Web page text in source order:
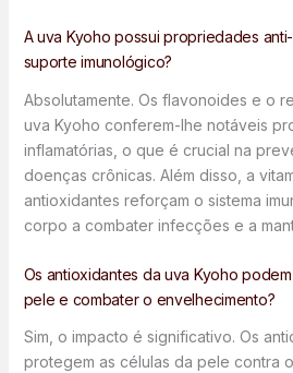
A uva Kyoho possui propriedades
suporte imunológico?
Absolutamente. Os flavonoides e o
uva Kyoho conferem-lhe notáveis
inflamatórias, o que é crucial na
doenças crônicas. Além disso, a
antioxidantes reforçam o sistema
corpo a combater infecções e a
Os antioxidantes da uva Kyoho
pele e combater o envelhecimento?
Sim, o impacto é significativo. Os
protegem as células da pele contra